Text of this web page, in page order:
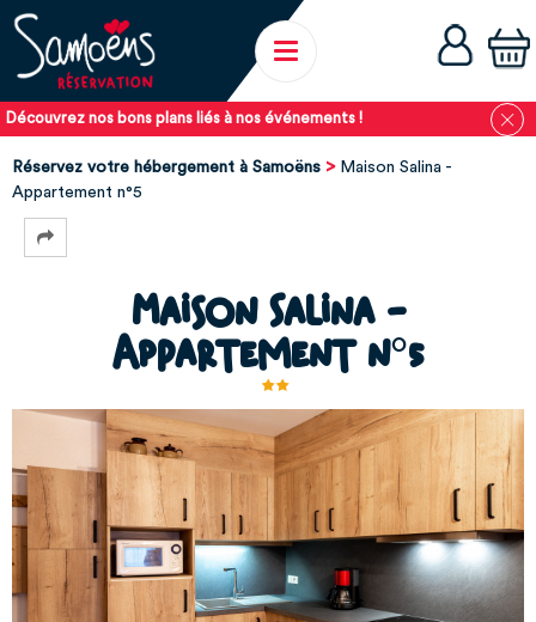
Découvrez nos bons plans liés à nos événements !
Réservez votre hébergement à Samoëns
Maison Salina -
Appartement n°5
Maison Salina -
Appartement n°5